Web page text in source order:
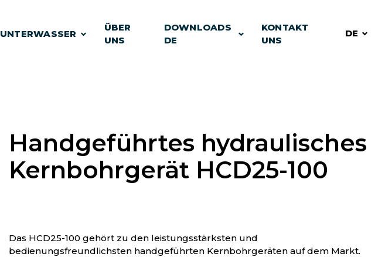
UNTERWASSER
ÜBER
UNS
DOWNLOADS
DE
KONTAKT
UNS
DE
Handgeführtes hydraulisches
Kernbohrgerät HCD25-100
Das HCD25-100 gehört zu den leistungsstärksten und
bedienungsfreundlichsten handgeführten Kernbohrgeräten auf dem Markt.